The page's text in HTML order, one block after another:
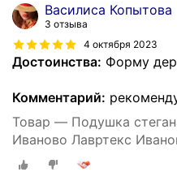
Василиса Копытова
3 отзыва
4 октября 2023
Достоинства: Форму
Комментарий:
Товар — Подушка
Иваново Лавртекс
(микрофайбер) ультра-